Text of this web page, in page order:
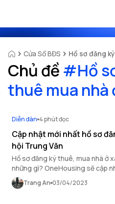
Cửa Sổ BĐS Hồ sơ đăng
Chủ đề #Hồ
thuê mua nhà
Diễn đàn 4 phút đọc
Cập nhật mới nhất hồ sơ
hội Trung Văn
Hồ sơ đăng ký thuê, mua nhà ở
những gì? OneHousing sẽ cập
khảo.
Trang An 03/04/2023